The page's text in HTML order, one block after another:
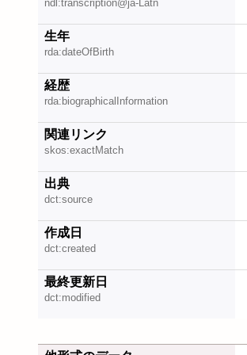
ndl:transcription@ja-Latn
生年
rda:dateOfBirth
経歴
rda:biographicalInformation
関連リンク
skos:exactMatch
出典
dct:source
作成日
dct:created
最終更新日
dct:modified